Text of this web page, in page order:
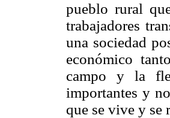
pueblo rural
trabajadores
una sociedad
económico
campo y la
importantes y
que se vive y se